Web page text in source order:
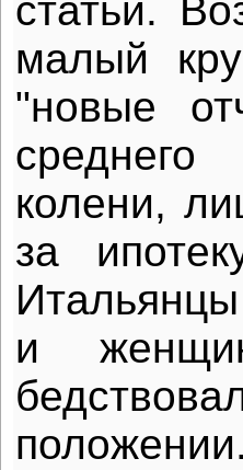
статьи.
малый
"новые
колени,
за
и
положении.